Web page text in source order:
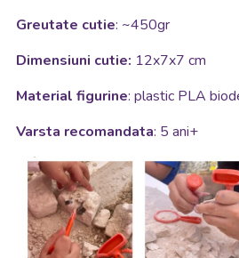
Greutate cutie: ~450gr
Dimensiuni cutie: 12x7x7 cm
Material figurine: plastic PLA
Varsta recomandata: 5 ani+